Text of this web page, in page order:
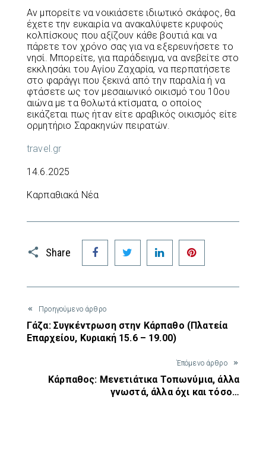
Αν μπορείτε να νοικιάσετε ιδιωτικό σκάφος, θα
έχετε την ευκαιρία να ανακαλύψετε κρυφούς
κολπίσκους που αξίζουν κάθε βουτιά και να
πάρετε τον χρόνο σας για να εξερευνήσετε το
νησί. Μπορείτε, για παράδειγμα, να ανεβείτε στο
εκκλησάκι του Αγίου Ζαχαρία, να περπατήσετε
στο φαράγγι που ξεκινά από την παραλία ή να
φτάσετε ως τον μεσαιωνικό οικισμό του 10ου
αιώνα με τα θολωτά κτίσματα, ο οποίος
εικάζεται πως ήταν είτε αραβικός οικισμός είτε
ορμητήριο Σαρακηνών πειρατών.
travel.gr
14.6.2025
Καρπαθιακά Νέα
Share
Facebook Twitter LinkedIn
Προηγούμενο άρθρο
Γάζα: Συγκέντρωση στην Κάρπαθο (Πλατεία
Επαρχείου, Κυριακή 15.6 – 19.00)
Έπόμενο άρθρο
Κάρπαθος: Μενετιάτικα Τοπωνύμια, άλλα
γνωστά, άλλα όχι και τόσο…